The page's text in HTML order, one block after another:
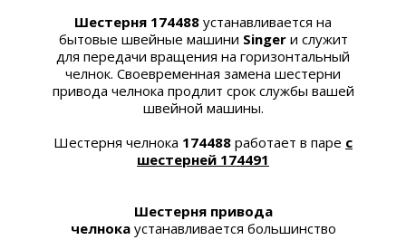
Шестерня 174488 устанавливается на
бытовые швейные машини Singer и служит
для передачи вращения на горизонтальный
челнок. Своевременная замена шестерни
привода челнока продлит срок службы вашей
швейной машины.
Шестерня челнока 174488 работает в паре с
шестерней 174491
Шестерня привода
челнокаустанавливается большинство